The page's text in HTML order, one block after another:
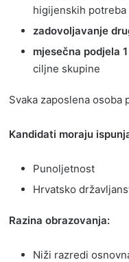
higijenskih potreba
zadovoljavanje
mjesečna podjela
ciljne skupine
Svaka zaposlena
Kandidati moraju
Punoljetnost
Hrvatsko
Razina obrazovanja:
Niži razredi